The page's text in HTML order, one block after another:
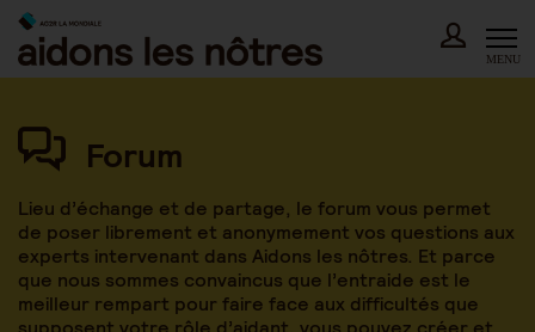
Skip
content
MENU
Forum
Lieu d’échange et de partage, le forum vous permet
de poser librement et anonymement vos questions aux
experts intervenant dans Aidons les nôtres. Et parce
que nous sommes convaincus que l’entraide est le
meilleur rempart pour faire face aux difficultés que